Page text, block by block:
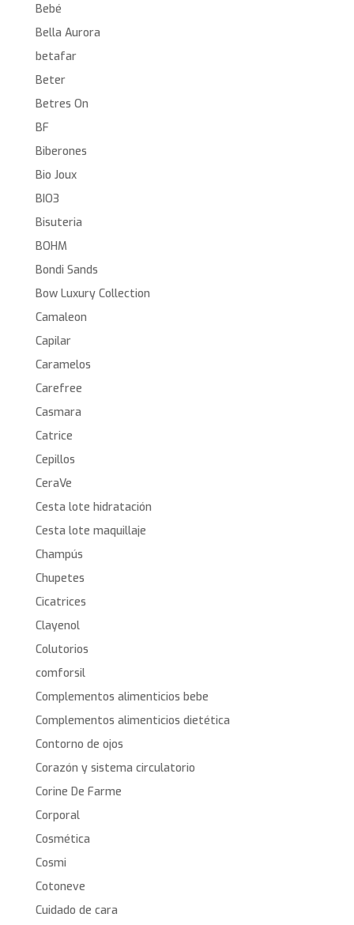
Bebé
Bella Aurora
betafar
Beter
Betres On
BF
Biberones
Bio Joux
BIO3
Bisuteria
BOHM
Bondi Sands
Bow Luxury Collection
Camaleon
Capilar
Caramelos
Carefree
Casmara
Catrice
Cepillos
CeraVe
Cesta lote hidratación
Cesta lote maquillaje
Champús
Chupetes
Cicatrices
Clayenol
Colutorios
comforsil
Complementos alimenticios bebe
Complementos alimenticios dietética
Contorno de ojos
Corazón y sistema circulatorio
Corine De Farme
Corporal
Cosmética
Cosmi
Cotoneve
Cuidado de cara